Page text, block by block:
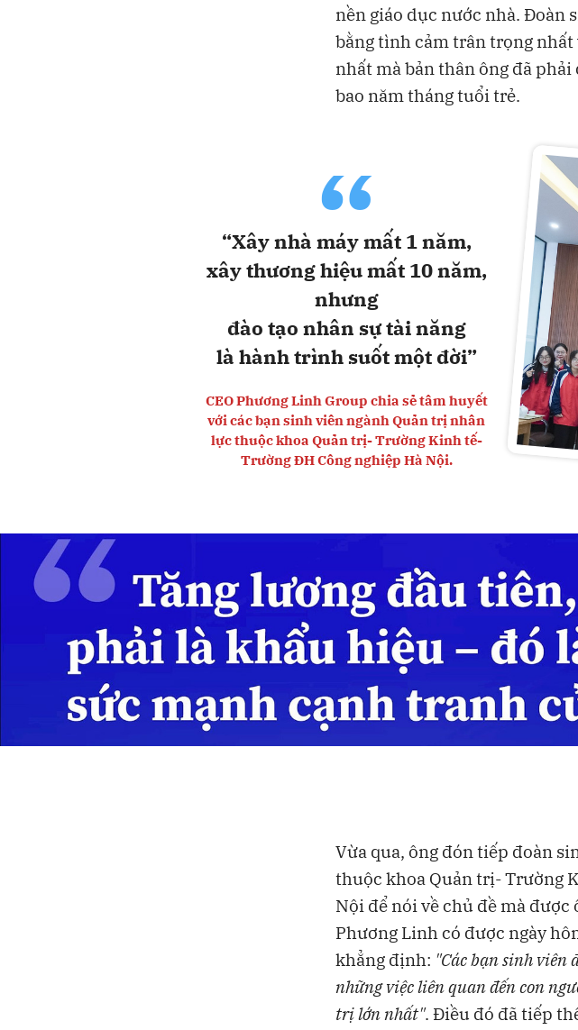
nền giáo dục nước nhà. Đoàn
bằng tình cảm trân trọng
nhất mà bản thân ông đã
bao năm tháng tuổi trẻ.
“
“Xây nhà máy mất 1 năm,
xây thương hiệu mất 10 năm,
nhưng
đào tạo nhân sự tài năng
là hành trình suốt một đời”
CEO Phương Linh Group chia sẻ tâm huyết
với các bạn sinh viên ngành Quản trị nhân
lực thuộc khoa Quản trị- Trường Kinh tế-
Trường ĐH Công nghiệp Hà Nội.
Vừa qua, ông đón tiếp đoàn
thuộc khoa Quản trị- Trường
Nội để nói về chủ đề mà
Phương Linh có được ngày
khẳng định: "Các bạn sinh viên
những việc liên quan đến con
trị lớn nhất". Điều đó đã tiếp